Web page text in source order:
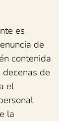
es
de
contenida
de
el
la